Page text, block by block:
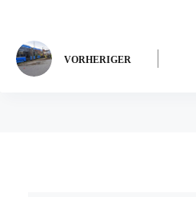
VORHERIGER